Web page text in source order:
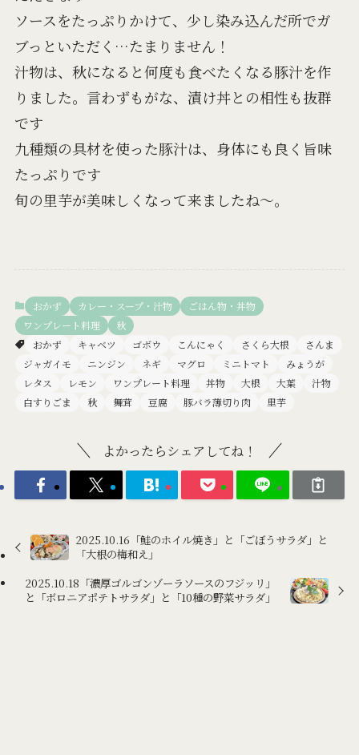
ソースをたっぷりかけて、少し染み込んだ所でガ
ブっといただく…たまりません！
汁物は、秋になると何度も食べたくなる豚汁を作
りました。言わずもがな、漬け丼との相性も抜群
です
九種類の具材を使った豚汁は、身体にも良く旨味
たっぷりです
旬の里芋が美味しくなって来ましたね～。
おかず カレー・スープ・汁物
ごはん物・丼物
ワンプレート料理
秋
おかず
キャベツ ゴボウ こんにゃく さくら大根
さんま
ジャガイモ
ニンジン ネギ マグロ ミニトマト
みょうが
レタス
レモン ワンプレート料理 丼物 大根 大葉
汁物
白すりごま
秋 舞茸 豆腐 豚バラ薄切り肉 里芋
よかったらシェアしてね！
2025.10.16「鮭のホイル焼き」と「ごぼうサラダ」と
「大根の梅和え」
2025.10.18「濃厚ゴルゴンゾーラソースのフジッリ」
と「ボロニアポテトサラダ」と「10種の野菜サラダ」